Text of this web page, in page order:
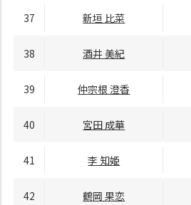
37 新垣 比菜
38 酒井 美紀
39 仲宗根 澄香
40 宮田 成華
41 李 知姫
42 鶴岡 果恋